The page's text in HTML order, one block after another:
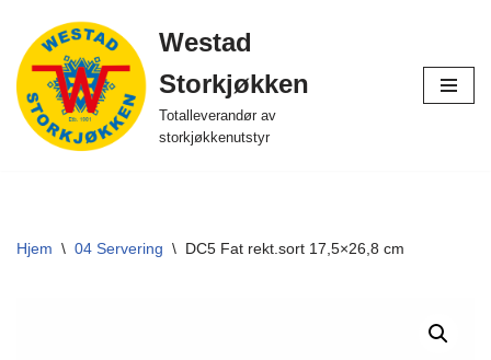
Hopp
til
innholdet
Westad
Storkjøkken
Totalleverandør av
storkjøkkenutstyr
Hjem \ 04 Servering \ DC5 Fat rekt.sort 17,5×26,8 cm